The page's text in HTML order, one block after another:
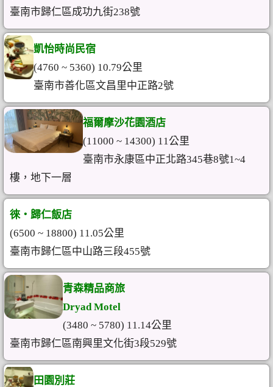
臺南市歸仁區成功九街238號
凱怡時尚民宿
(4760 ~ 5360) 10.79公里
臺南市善化區文昌里中正路2號
福爾摩沙花園酒店
(11000 ~ 14300) 11公里
臺南市永康區中正北路345巷8號1~4
樓，地下一層
徠・歸仁飯店
(6500 ~ 18800) 11.05公里
臺南市歸仁區中山路三段455號
青森精品商旅
Dryad Motel
(3480 ~ 5780) 11.14公里
臺南市歸仁區南興里文化街3段529號
田園別莊